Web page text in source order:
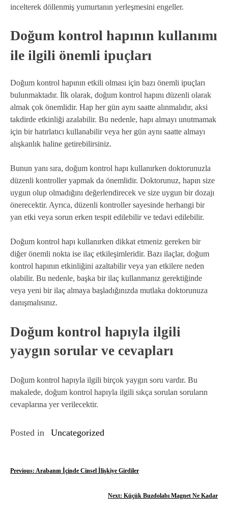
incelterek döllenmiş yumurtanın yerleşmesini engeller.
Doğum kontrol hapının kullanımı
ile ilgili önemli ipuçları
Doğum kontrol hapının etkili olması için bazı önemli ipuçları
bulunmaktadır. İlk olarak, doğum kontrol hapını düzenli olarak
almak çok önemlidir. Hap her gün aynı saatte alınmalıdır, aksi
takdirde etkinliği azalabilir. Bu nedenle, hapı almayı unutmamak
için bir hatırlatıcı kullanabilir veya her gün aynı saatte almayı
alışkanlık haline getirebilirsiniz.
Bunun yanı sıra, doğum kontrol hapı kullanırken doktorunuzla
düzenli kontroller yapmak da önemlidir. Doktorunuz, hapın size
uygun olup olmadığını değerlendirecek ve size uygun bir dozajı
önerecektir. Ayrıca, düzenli kontroller sayesinde herhangi bir
yan etki veya sorun erken tespit edilebilir ve tedavi edilebilir.
Doğum kontrol hapı kullanırken dikkat etmeniz gereken bir
diğer önemli nokta ise ilaç etkileşimleridir. Bazı ilaçlar, doğum
kontrol hapının etkinliğini azaltabilir veya yan etkilere neden
olabilir. Bu nedenle, başka bir ilaç kullanmanız gerektiğinde
veya yeni bir ilaç almaya başladığınızda mutlaka doktorunuza
danışmalısınız.
Doğum kontrol hapıyla ilgili
yaygın sorular ve cevapları
Doğum kontrol hapıyla ilgili birçok yaygın soru vardır. Bu
makalede, doğum kontrol hapıyla ilgili sıkça sorulan soruların
cevaplarına yer verilecektir.
Posted in Uncategorized
Y
Previous: Arabanın İçinde Cinsel İlişkiye Girdiler
Next: Küçük Buzdolabı Magnet Ne Kadar